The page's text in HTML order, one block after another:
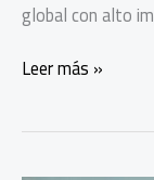
global con alto
Liderazgo
el
Leer más »